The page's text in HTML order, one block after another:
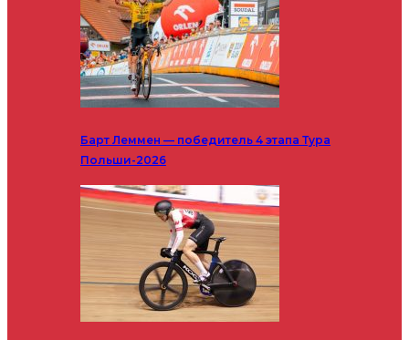
Барт Леммен — победитель 4 этапа Тура
Польши-2026